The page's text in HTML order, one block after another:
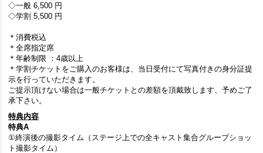
◇一般 6,500 円
◇学割 5,500 円
＊ 消費税込
＊ 全席指定席
＊ 年齢制限 ：4歳以上
＊ 学割チケットをご購入のお客様は、当日受付にて写真付きの身分証提
示を行っていただきます。
ご提示頂けない場合は一般チケットとの差額を頂戴致します、予めご了
承下さい。
特典内容
特典A
①終演後の撮影タイム（ステージ上での全キャスト集合グループショッ
ト撮影タイム）